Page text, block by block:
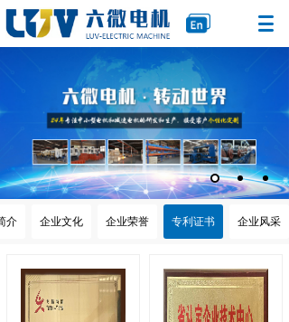
介 企业文化 企业荣誉 专利证书 企业风采